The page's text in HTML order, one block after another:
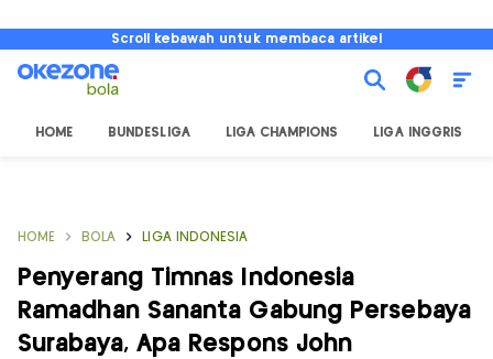
Scroll kebawah untuk membaca artikel
HOME BUNDESLIGA LIGA CHAMPIONS LIGA INGGRIS
HOME BOLA LIGA INDONESIA
Penyerang Timnas Indonesia
Ramadhan Sananta Gabung Persebaya
Surabaya, Apa Respons John